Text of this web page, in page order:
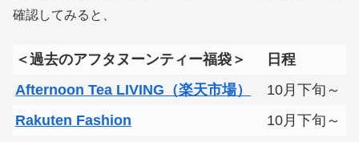
確認してみると、
＜過去のアフタヌーンティー福袋＞
日程
Afternoon Tea LIVING（楽天市場）
10月下旬～
Rakuten Fashion
10月下旬～